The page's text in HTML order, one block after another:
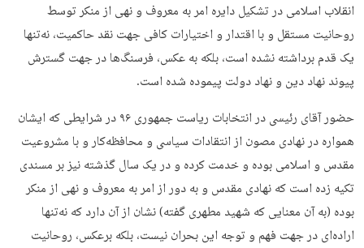
انقلاب اسلامی در تشکیل دایره امر به معروف و نهی از منکر توسط
روحانیت مستقل و با اقتدار و اختیارات کافی جهت نقد حاکمیت، نه‌تنها
یک قدم برداشته نشده است، بلکه به عکس، فرسنگ‌ها در جهت گسترش
پیوند نهاد دین و نهاد دولت پیموده شده است.
حضور آقای رئیسی در انتخابات ریاست جمهوری ۹۶ در شرایطی که ایشان
همواره در نهادی مصون از انتقادات سیاسی و محافظه‌کار و با مشروعیت
مقدس و اسلامی بوده و خدمت کرده و در یک سال گذشته نیز بر مسندی
تکیه زده است که نهادی مقدس و به دور از امر به معروف و نهی از منکر
بوده (به آن معنایی که شهید مطهری گفته) نشان از آن دارد که نه‌تنها
اراده‌ای در جهت فهم و توجه این بحران نیست، بلکه برعکس، روحانیت